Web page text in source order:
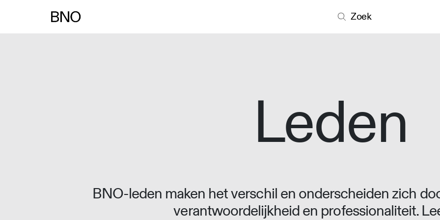
Zoek
Leden
BNO-leden maken het verschil en onderscheiden zich
verantwoordelijkheid en professionaliteit.